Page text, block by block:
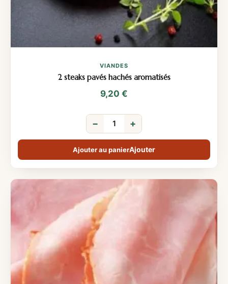
VIANDES
2 steaks pavés hachés aromatisés
9,20 €
− +
Ajouter au panier